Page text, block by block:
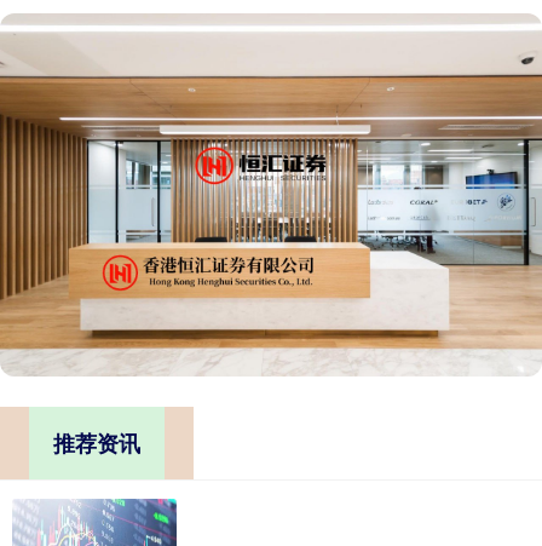
推荐资讯